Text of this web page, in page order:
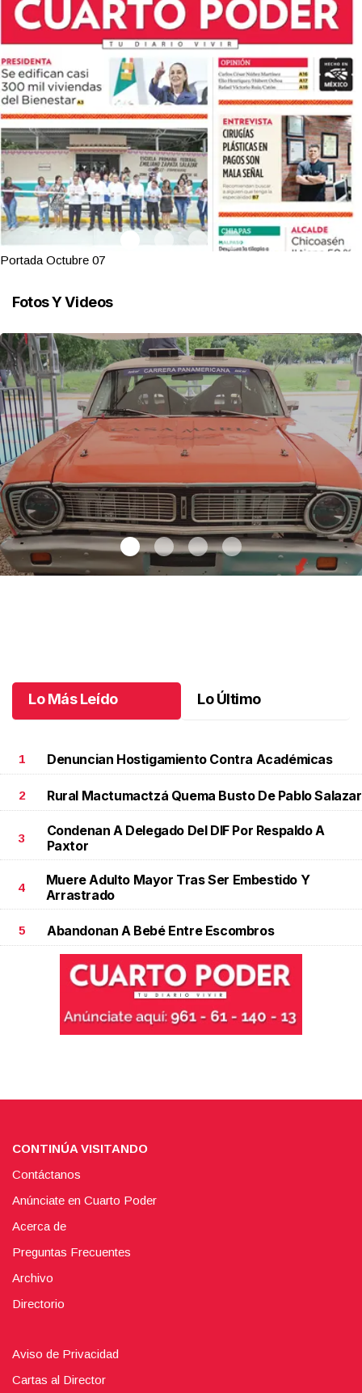
Portada Octubre 07
Fotos Y Videos
Lo Más Leído Lo Último
1 Denuncian Hostigamiento Contra Académicas
2 Rural Mactumactzá Quema Busto De Pablo Salazar
3
Condenan A Delegado Del DIF Por Respaldo A
Paxtor
4
Muere Adulto Mayor Tras Ser Embestido Y
Arrastrado
5 Abandonan A Bebé Entre Escombros
CONTINÚA VISITANDO
Contáctanos
Anúnciate en Cuarto Poder
Acerca de
Preguntas Frecuentes
Archivo
Directorio
Aviso de Privacidad
Cartas al Director